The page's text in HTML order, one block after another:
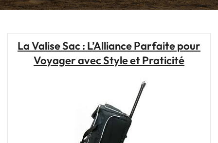
La Valise Sac : L’Alliance Parfaite pour
Voyager avec Style et Praticité